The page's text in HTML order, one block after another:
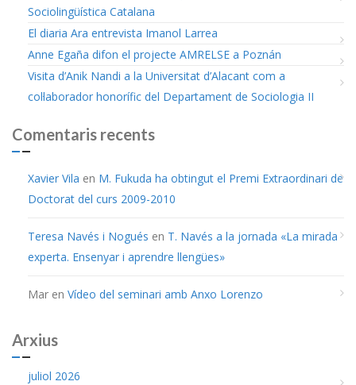
Sociolingüística Catalana
El diaria Ara entrevista Imanol Larrea
Anne Egaña difon el projecte AMRELSE a Poznán
Visita d’Anik Nandi a la Universitat d’Alacant com a
col·laborador honorífic del Departament de Sociologia II
Comentaris recents
Xavier Vila en M. Fukuda ha obtingut el Premi Extraordinari de
Doctorat del curs 2009-2010
Teresa Navés i Nogués en T. Navés a la jornada «La mirada
experta. Ensenyar i aprendre llengües»
Mar en Vídeo del seminari amb Anxo Lorenzo
Arxius
juliol 2026